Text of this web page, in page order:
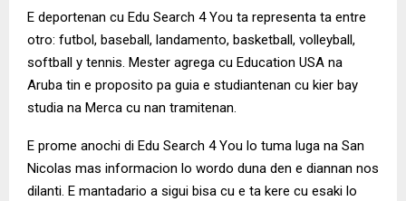
E deportenan cu Edu Search 4 You ta representa ta entre
otro: futbol, baseball, landamento, basketball, volleyball,
softball y tennis. Mester agrega cu Education USA na
Aruba tin e proposito pa guia e studiantenan cu kier bay
studia na Merca cu nan tramitenan.
E prome anochi di Edu Search 4 You lo tuma luga na San
Nicolas mas informacion lo wordo duna den e diannan nos
dilanti. E mantadario a sigui bisa cu e ta kere cu esaki lo